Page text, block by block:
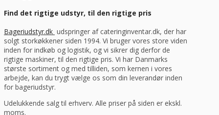
Find det rigtige udstyr, til den rigtige pris
Bageriudstyr.dk udspringer af cateringinventar.dk, der har
solgt storkøkkener siden 1994. Vi bruger vores store viden
inden for indkøb og logistik, og vi sikrer dig derfor de
rigtige maskiner, til den rigtige pris. Vi har Danmarks
største sortiment og med tilliden, som kernen i vores
arbejde, kan du trygt vælge os som din leverandør inden
for bageriudstyr.
Udelukkende salg til erhverv. Alle priser på siden er ekskl.
moms.